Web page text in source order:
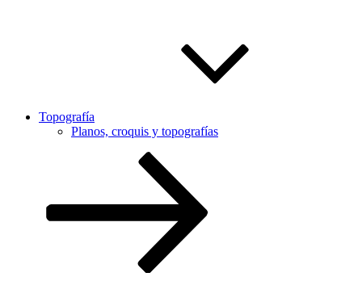
Topografía
Planos, croquis y topografías